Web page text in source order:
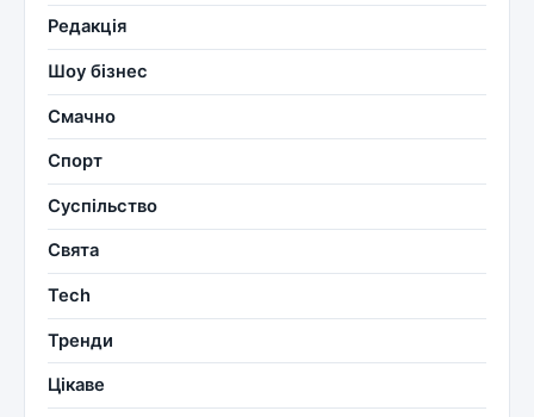
Редакція
Шоу бізнес
Смачно
Спорт
Суспільство
Свята
Tech
Тренди
Цікаве